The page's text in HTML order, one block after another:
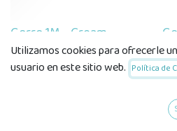
Gorro 1M - Cream
14,50€
Utilizamos cookies para ofrecerle
usuario en este sitio web. Política de